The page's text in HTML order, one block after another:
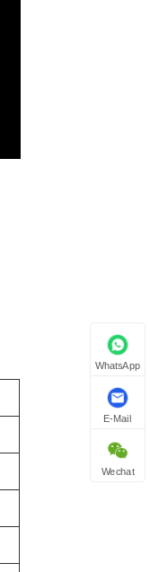
WhatsApp
E-Mail
Wechat